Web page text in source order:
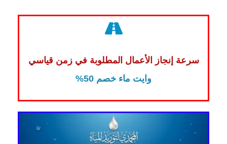
سرعة إنجاز الأعمال المطلوبة في زمن قياسي
وايت ماء خصم 50%